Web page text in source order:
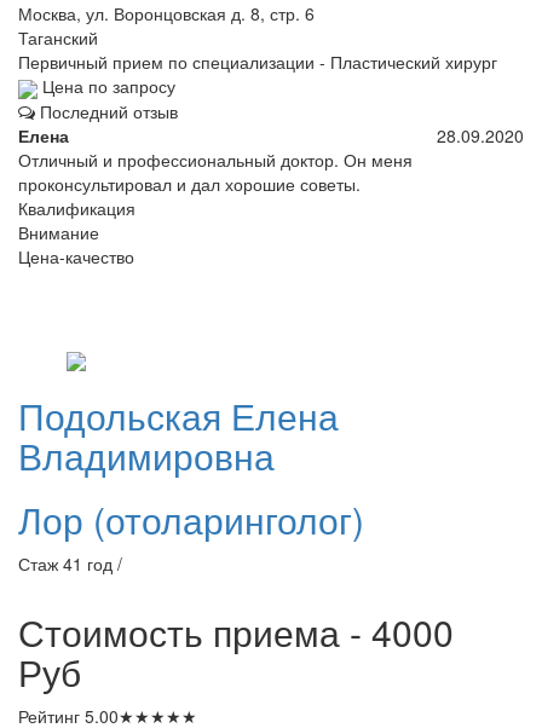
Москва, ул. Воронцовская д. 8, стр. 6
Таганский
Первичный прием по специализации - Пластический хирург
Цена по запросу
Последний отзыв
Елена
28.09.2020
Отличный и профессиональный доктор. Он меня
проконсультировал и дал хорошие советы.
Квалификация
Внимание
Цена-качество
Подольская Елена
Владимировна
Лор (отоларинголог)
Стаж 41 год /
Стоимость приема - 4000
Руб
Рейтинг 5.00★★★★★